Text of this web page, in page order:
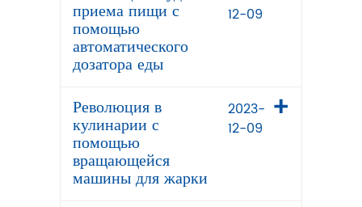
приема пищи с
помощью
автоматического
дозатора еды
12-09
Революция в
кулинарии с
помощью
вращающейся
машины для жарки
2023-
12-09